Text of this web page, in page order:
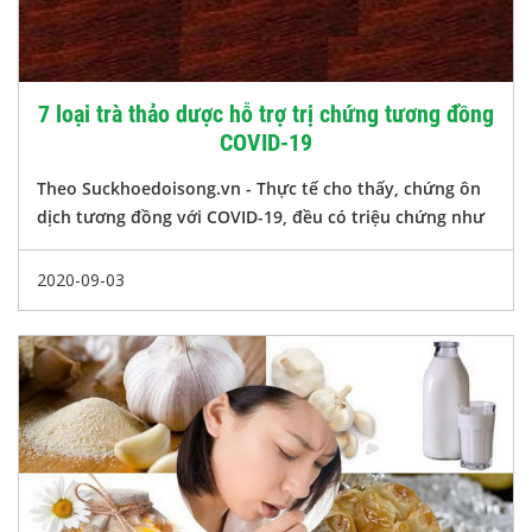
7 loại trà thảo dược hỗ trợ trị chứng tương đồng
COVID-19
Theo Suckhoedoisong.vn - Thực tế cho thấy, chứng ôn
dịch tương đồng với COVID-19, đều có triệu chứng như
sốt ho, khó thở, ớn lạnh, mệt nhức mỏi...
2020-09-03